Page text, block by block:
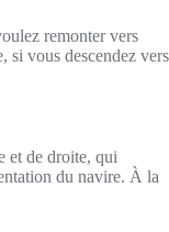
remonter vers
si vous descendez vers
et de droite, qui
du navire. À la